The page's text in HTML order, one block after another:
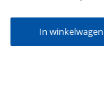
In winkelwagen